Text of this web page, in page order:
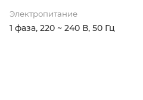
Электропитание
1 фаза, 220 ~ 240 В, 50 Гц